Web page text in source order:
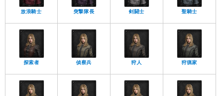
放浪騎士 突撃隊長 剣闘士 聖騎士
探索者 偵察兵 狩人 狩猟家